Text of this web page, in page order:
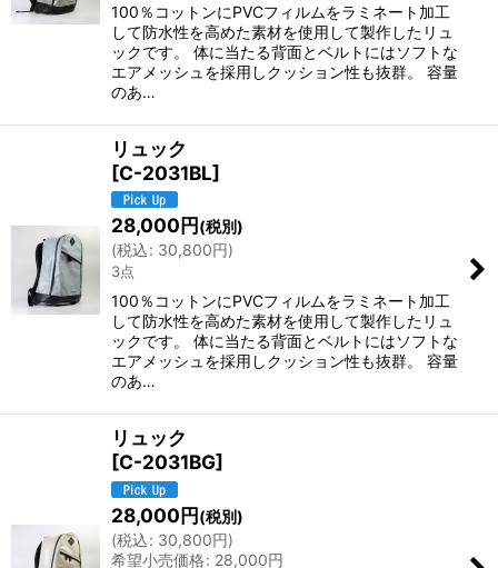
100％コットンにPVCフィルムをラミネート加工
して防水性を高めた素材を使用して製作したリュ
ックです。 体に当たる背面とベルトにはソフトな
エアメッシュを採用しクッション性も抜群。 容量
のあ…
リュック
[C-2031BL]
28,000円(税別)
(税込: 30,800円)
3点
100％コットンにPVCフィルムをラミネート加工
して防水性を高めた素材を使用して製作したリュ
ックです。 体に当たる背面とベルトにはソフトな
エアメッシュを採用しクッション性も抜群。 容量
のあ…
リュック
[C-2031BG]
28,000円(税別)
(税込: 30,800円)
希望小売価格: 28,000円